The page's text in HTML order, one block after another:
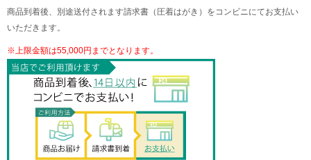
商品到着後、別途送付されます請求書（圧着はがき）をコンビニにてお支払い
いただきます。
※上限金額は55,000円までとなります。